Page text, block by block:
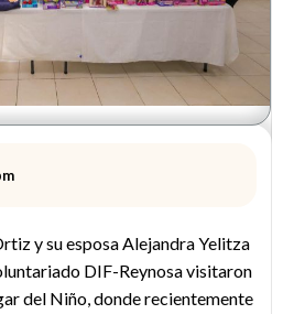
y su esposa Alejandra Yelitza
DIF-Reynosa visitaron
del Niño, donde recientemente